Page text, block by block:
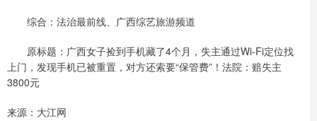
综合：法治最前线、广西综艺旅游频道
原标题：广西女子捡到手机藏了4个月，失主通过Wi-Fi定位找
上门，发现手机已被重置，对方还索要“保管费”！法院：赔失主
3800元
来源：大江网